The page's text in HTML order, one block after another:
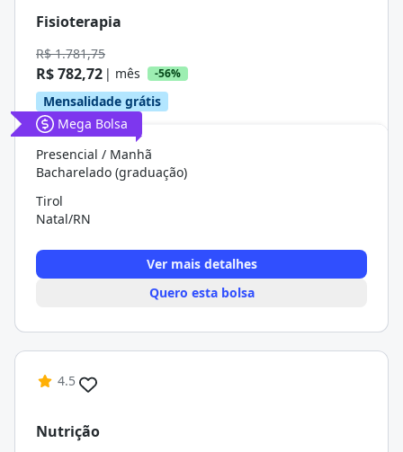
Fisioterapia
R$ 1.781,75
R$ 782,72 | mês -56%
Mensalidade grátis
Mega Bolsa
Presencial / Manhã
Bacharelado (graduação)
Tirol
Natal/RN
Ver mais detalhes
Quero esta bolsa
4.5
Nutrição